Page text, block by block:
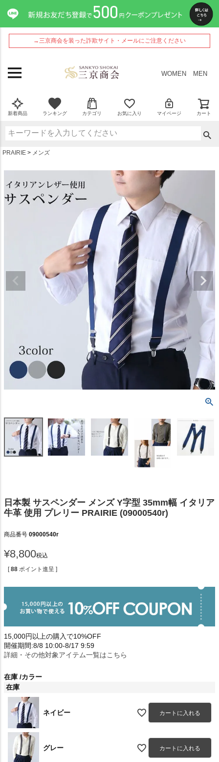
→三京商会を装った詐欺サイト・メールにご注意ください
WOMEN MEN
新着商品 ランキング カテゴリ お気に入り マイページ カート
PRAIRIE メンズ
日本製 サスペンダー メンズ Y字型 35mm幅 イタリア
牛革 使用 プレリー PRAIRIE (09000540r)
商品番号 09000540r
¥8,800税込
[ 88 ポイント進呈 ]
15,000円以上の購入で10%OFF
開催期間:8/8 10:00-8/17 9:59
詳細・その他対象アイテム一覧はこちら
在庫 カラー
在庫
ネイビー カートに入れる
グレー カートに入れる
ペー
ジト
ップ
へ